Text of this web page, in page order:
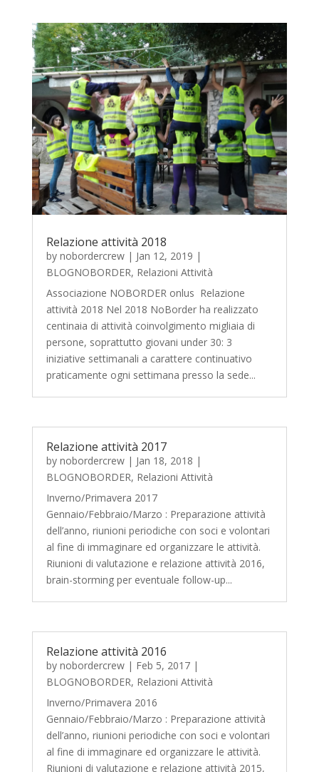
Relazione attività 2018
by nobordercrew| Jan 12, 2019 |
BLOGNOBORDER, Relazioni Attività
Associazione NOBORDER onlus Relazione
attività 2018 Nel 2018 NoBorder ha realizzato
centinaia di attività coinvolgimento migliaia di
persone, soprattutto giovani under 30: 3
iniziative settimanali a carattere continuativo
praticamente ogni settimana presso la sede...
Relazione attività 2017
by nobordercrew| Jan 18, 2018 |
BLOGNOBORDER, Relazioni Attività
Inverno/Primavera 2017
Gennaio/Febbraio/Marzo : Preparazione attività
dell’anno, riunioni periodiche con soci e volontari
al fine di immaginare ed organizzare le attività.
Riunioni di valutazione e relazione attività 2016,
brain-storming per eventuale follow-up...
Relazione attività 2016
by nobordercrew| Feb 5, 2017|
BLOGNOBORDER, Relazioni Attività
Inverno/Primavera 2016
Gennaio/Febbraio/Marzo : Preparazione attività
dell’anno, riunioni periodiche con soci e volontari
al fine di immaginare ed organizzare le attività.
Riunioni di valutazione e relazione attività 2015,